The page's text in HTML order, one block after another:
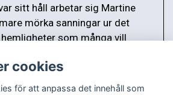
sitt håll arbetar sig Martine
mörka sanningar ur det
som många vill
cookies
för att anpassa det innehåll som